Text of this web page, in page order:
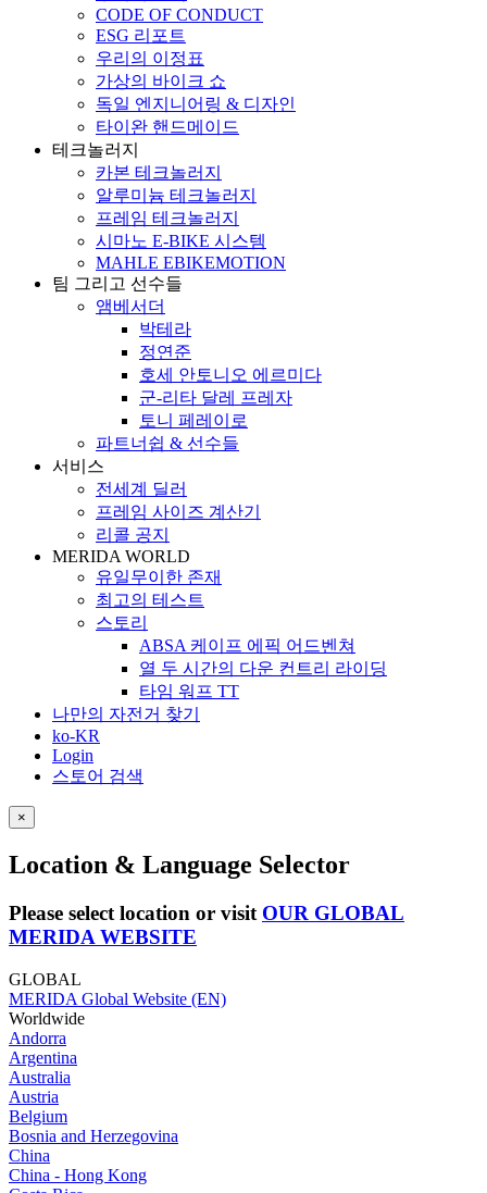
CODE OF CONDUCT
ESG 리포트
우리의 이정표
가상의 바이크 쇼
독일 엔지니어링 & 디자인
타이완 핸드메이드
테크놀러지
카본 테크놀러지
알루미늄 테크놀러지
프레임 테크놀러지
시마노 E-BIKE 시스템
MAHLE EBIKEMOTION
팀 그리고 선수들
앰베서더
박테라
정연준
호세 안토니오 에르미다
군-리타 달레 프레자
토니 페레이로
파트너쉽 & 선수들
서비스
전세계 딜러
프레임 사이즈 계산기
리콜 공지
MERIDA WORLD
유일무이한 존재
최고의 테스트
스토리
ABSA 케이프 에픽 어드벤쳐
열 두 시간의 다운 컨트리 라이딩
타임 워프 TT
나만의 자전거 찾기
ko-KR
Login
스토어 검색
×
Location & Language Selector
Please select location or visit OUR GLOBAL
MERIDA WEBSITE
GLOBAL
MERIDA Global Website (EN)
Worldwide
Andorra
Argentina
Australia
Austria
Belgium
Bosnia and Herzegovina
China
China - Hong Kong